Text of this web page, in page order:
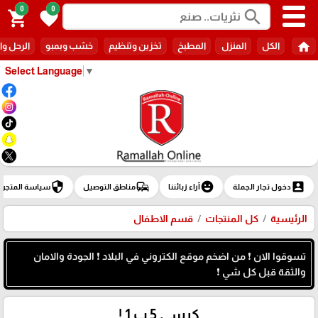
Select Language ▼
search
0
favorite
0
shopping_cart
home الكل المنزل المطبخ تخزين وتنظيم خشب وبمبو الرحل
account_boxدخول تجار الجملة emoji_emotionsآراء زبائننا commuteمناطق التوصيل securityسياسة المتجر
الرئيسية كل المنتجات قسم الاطفال
تسوقوا الان ❗ من اضخم موقع الكتروني في البلاد ❗ الجودة والامان
والثقة قبل كل شي ❗
كرسي 5 ب 1 !